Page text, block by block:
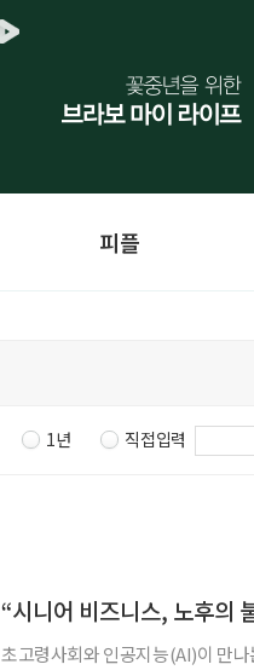
피플
1년 직접입력
“시니어 비즈니스, 노후의
초고령사회와 인공지능(AI)이 만